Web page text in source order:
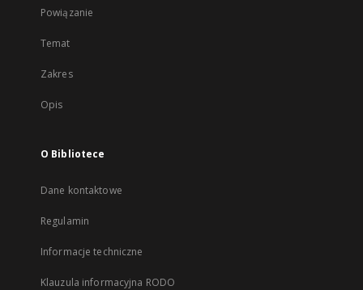
Powiązanie
Temat
Zakres
Opis
O Bibliotece
Dane kontaktowe
Regulamin
Informacje techniczne
Klauzula informacyjna RODO